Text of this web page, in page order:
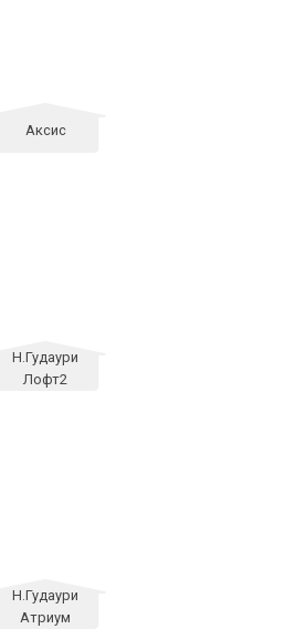
Аксис
Н.Гудаури
Лофт2
Н.Гудаури
Атриум